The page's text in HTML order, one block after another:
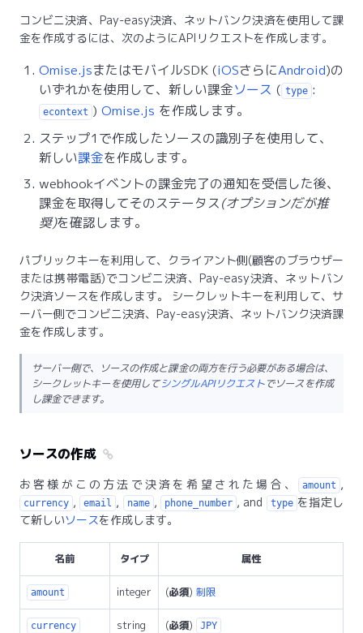
コンビニ決済、Pay-easy決済、ネットバンク決済を使用して課
金を作成するには、次のようにAPIリクエストを作成します。
Omise.jsまたはモバイルSDK (iOSさらにAndroid)の
いずれかを使用して、新しい課金ソース ( type :
econtext ) Omise.js を作成します。
ステップ1で作成したソースの識別子を使用して、
新しい課金を作成します。
webhookイベントの課金完了の通知を受信した後、
課金を取得してそのステータス(オプションだが推
奨)を確認します。
パブリックキーを利用して、クライアント側(顧客のブラウザー
または携帯電話)でコンビニ決済、Pay-easy決済、ネットバン
ク決済ソースを作成します。 シークレットキーを利用して、サ
ーバー側でコンビニ決済、Pay-easy決済、ネットバンク決済課
金を作成します。
サーバー側で、ソースの作成と課金の両方を行う必要がある場合は、
シークレットキーを使用してシングルAPIリクエストでソースを作成
し課金できます。
ソースの作成
お客様がこの方法で決済を希望された場合、 amount ,
currency , email , name , phone_number , and type を指定し
て新しいソースを作成します。
名前 タイプ 属性
amount integer (必須) 制限
currency string (必須) JPY